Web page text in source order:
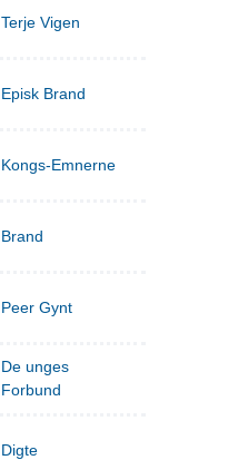
Terje Vigen
Episk Brand
Kongs-Emnerne
Brand
Peer Gynt
De unges
Forbund
Digte